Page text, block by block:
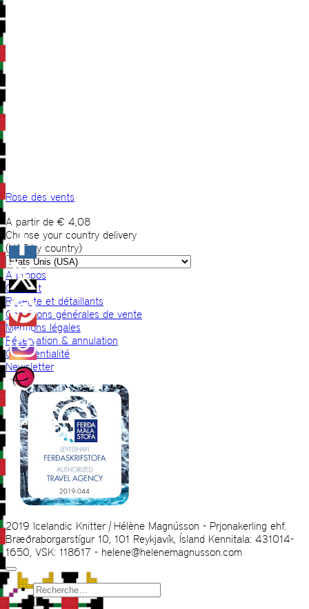
Rose des vents
A partir de € 4,08
Choose your country delivery
(VAT by country)
A propos
Contact
Revente et détaillants
Conditions générales de vente
Mentions légales
Réservation & annulation
Confidentialité
Newsletter
2019 Icelandic Knitter | Hélène Magnússon - Prjonakerling ehf.
Bræðraborgarstígur 10, 101 Reykjavík, Ísland Kennitala: 431014-
1650, VSK: 118617 - helene@helenemagnusson.com
Recherche
pour :